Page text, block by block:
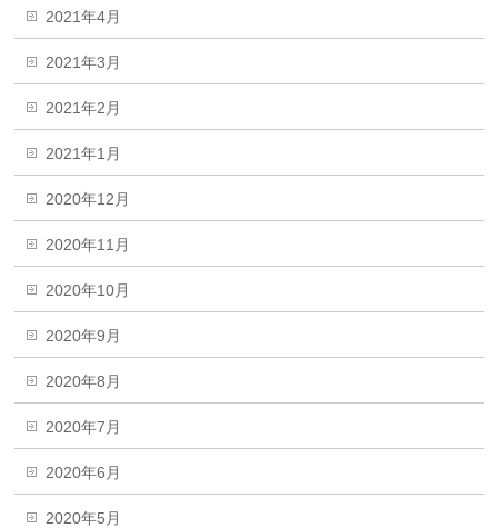
2021年4月
2021年3月
2021年2月
2021年1月
2020年12月
2020年11月
2020年10月
2020年9月
2020年8月
2020年7月
2020年6月
2020年5月